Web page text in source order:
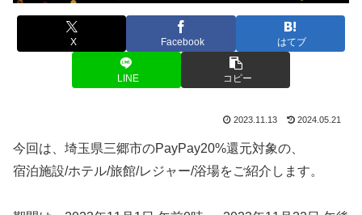
X Facebook はてブ
LINE コピー
2023.11.13 2024.05.21
今回は、埼玉県三郷市のPayPay20%還元対象の、
宿泊施設/ホテル/旅館/レジャー/浴場をご紹介します。